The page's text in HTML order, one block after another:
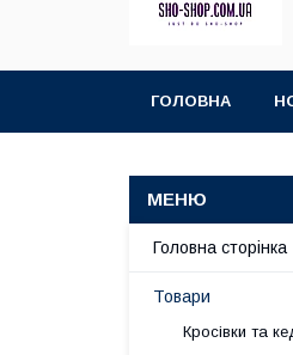
ГОЛОВНА
Головна сторінка
Товари
Кросівки та